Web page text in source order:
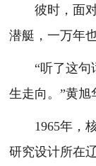
彼时，面对
潜艇，一万年
“听了这句话
生走向。”黄旭
1965年，核
研究设计所在